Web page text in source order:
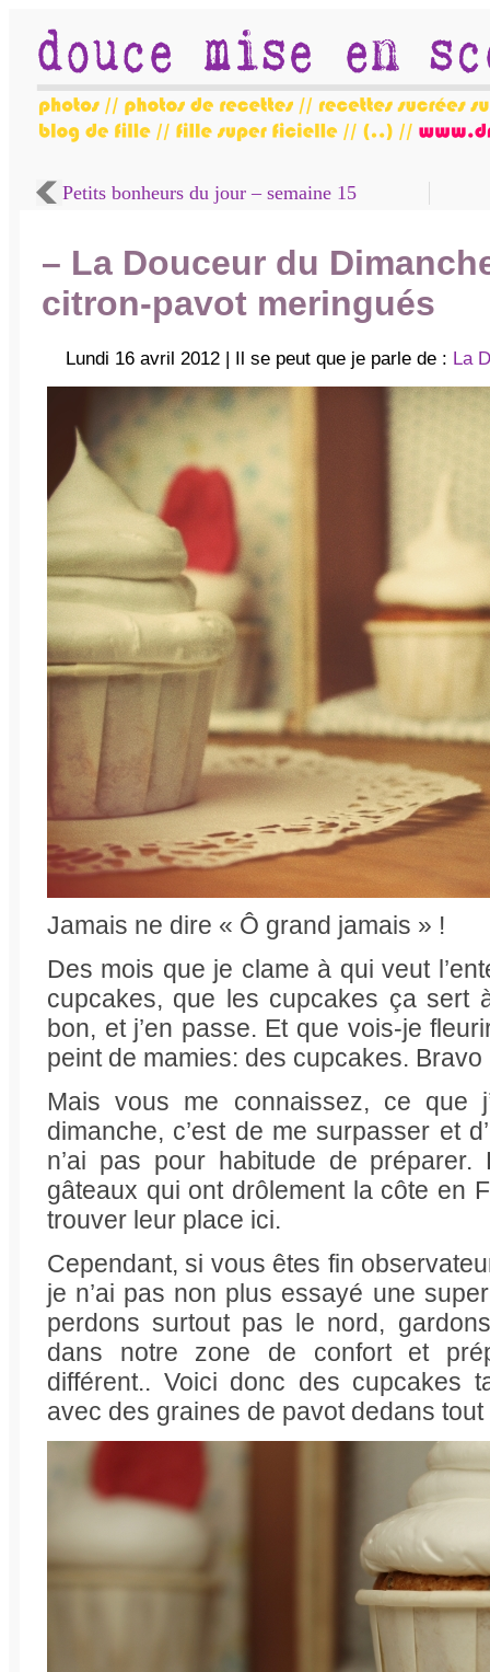
Petits bonheurs du jour – semaine 15
– La Douceur du
citron-pavot meringués
Lundi 16 avril 2012 | Il se peut que je parle de : La
Jamais ne dire « Ô grand jamais » !
Des mois que je clame à qui veut
cupcakes, que les cupcakes ça sert
bon, et j’en passe. Et que vois-je
peint de mamies: des cupcakes. Bravo
Mais vous me connaissez, ce que
dimanche, c’est de me surpasser et
n’ai pas pour habitude de préparer.
gâteaux qui ont drôlement la côte en
trouver leur place ici.
Cependant, si vous êtes fin
je n’ai pas non plus essayé une
perdons surtout pas le nord,
dans notre zone de confort et
différent.. Voici donc des cupcakes
avec des graines de pavot dedans